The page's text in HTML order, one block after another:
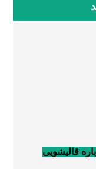
قالیشویی